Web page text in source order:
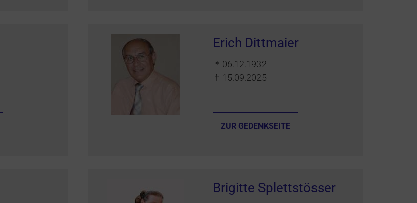
Erich Dittmaier
＊ 06.12.1932
† 15.09.2025
ZUR GEDENKSEITE
Brigitte Splettstösser